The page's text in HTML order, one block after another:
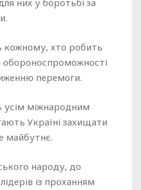
них у боротьбі за
кожному, хто робить
обороноспроможності
перемоги.
усім міжнародним
Україні захищати
майбутнє.
народу, до
із проханням